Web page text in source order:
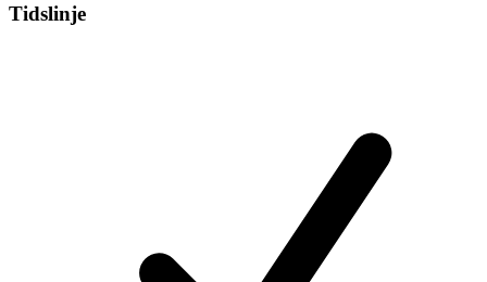
Tidslinje